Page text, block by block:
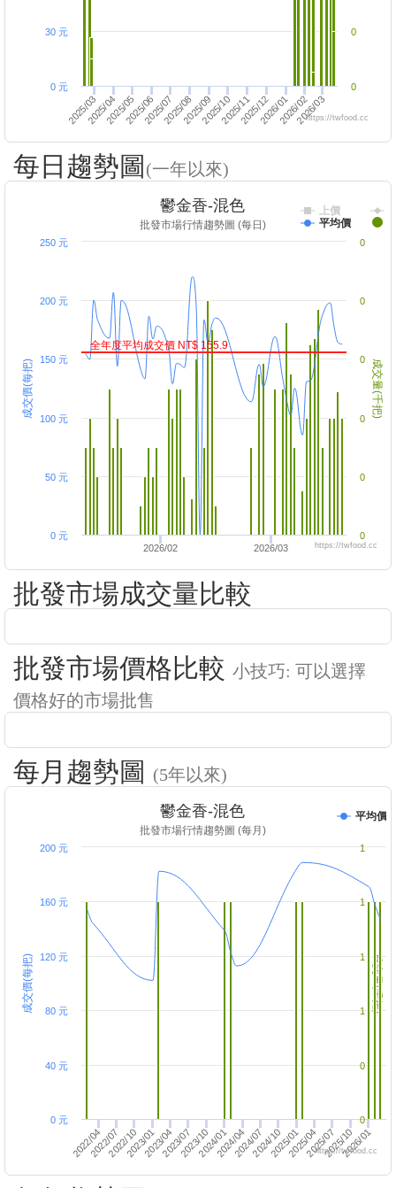
2025/032025/042025/052025/062025/072025/082025/092025/102025/112025/122026/012026/022026/03
0 元
30 元
0
0
https://twfood.cc
每日趨勢圖 (一年以來)
成交價(每把) 成交量(千把)
鬱金香-混色
批發市場行情趨勢圖 (每日)
上價
平均價
2026/02 2026/03
0 元
50 元
100 元
150 元
200 元
250 元
0
0
0
0
0
0
https://twfood.cc
全年度平均成交價 NT$ 155.9
批發市場成交量比較
批發市場價格比較 小技巧: 可以選擇
價格好的市場批售
每月趨勢圖 (5年以來)
成交價(每把) 成交量(千把)
鬱金香-混色
批發市場行情趨勢圖 (每月)
平均價
2022/042022/072022/102023/012023/042023/072023/102024/012024/042024/072024/102025/012025/042025/072025/102026/01
0 元
40 元
80 元
120 元
160 元
200 元
0
0
1
1
1
1
https://twfood.cc